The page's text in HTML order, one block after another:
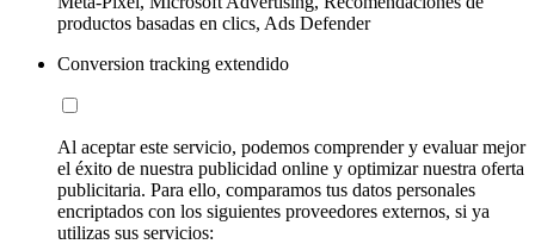
productos basadas en clics, Ads Defender
Conversion tracking extendido
Al aceptar este servicio, podemos comprender y evaluar mejor
el éxito de nuestra publicidad online y optimizar nuestra oferta
publicitaria. Para ello, comparamos tus datos personales
encriptados con los siguientes proveedores externos, si ya
utilizas sus servicios: